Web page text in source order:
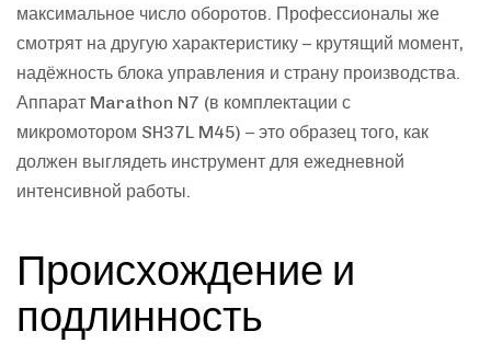
максимальное число оборотов. Профессионалы же
смотрят на другую характеристику – крутящий момент,
надёжность блока управления и страну производства.
Аппарат Marathon N7 (в комплектации с
микромотором SH37L M45) – это образец того, как
должен выглядеть инструмент для ежедневной
интенсивной работы.
Происхождение и
подлинность